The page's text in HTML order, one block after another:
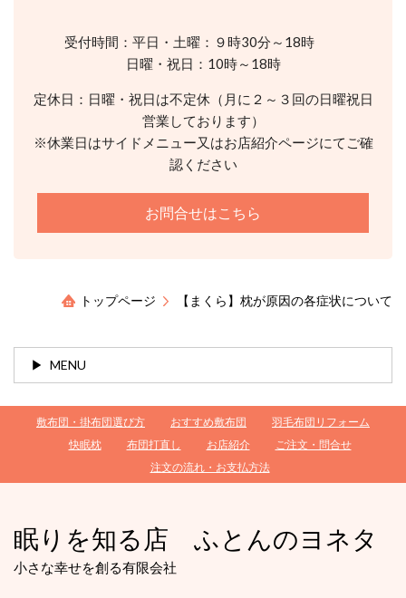
受付時間：平日・土曜：９時30分～18時
日曜・祝日：10時～18時
定休日：日曜・祝日は不定休（月に２～３回の日曜祝日
営業しております）
※休業日はサイドメニュー又はお店紹介ページにてご確
認ください
お問合せはこちら
トップページ 【まくら】枕が原因の各症状について
MENU
敷布団・掛布団選び方 おすすめ敷布団
羽毛布団リフォーム
快眠枕
布団打直し お店紹介
ご注文・問合せ
注文の流れ・お支払方法
眠りを知る店 ふとんのヨネタ
小さな幸せを創る有限会社